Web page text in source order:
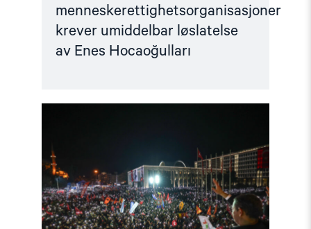
menneskerettighetsorganisasjoner
krever umiddelbar løslatelse
av Enes Hocaoğulları
bekymringer
for
menneskerettighetsutviklingen
i
Tyrkia"